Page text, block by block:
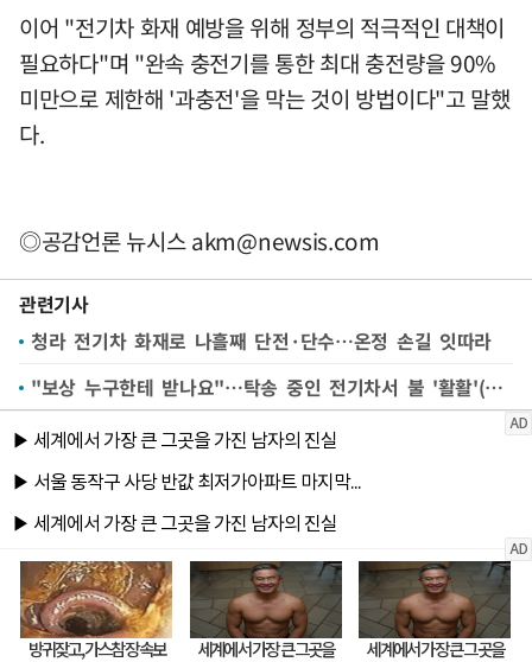
이어 "전기차 화재 예방을 위해 정부의 적극적인 대책이
필요하다"며 "완속 충전기를 통한 최대 충전량을 90%
미만으로 제한해 '과충전'을 막는 것이 방법이다"고 말했
다.
◎공감언론 뉴시스akm@newsis.com
관련기사
청라 전기차 화재로 나흘째 단전·단수…온정 손길 잇따라
"보상 누구한테 받나요"…탁송 중인 전기차서 불 '활활'(영상)